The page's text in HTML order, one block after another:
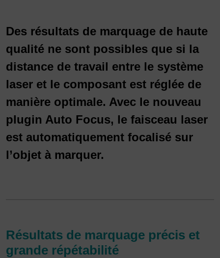
Des résultats de marquage de haute
qualité ne sont possibles que si la
distance de travail entre le système
laser et le composant est réglée de
manière optimale. Avec le nouveau
plugin Auto Focus, le faisceau laser
est automatiquement focalisé sur
l’objet à marquer.
Résultats de marquage précis et
grande répétabilité